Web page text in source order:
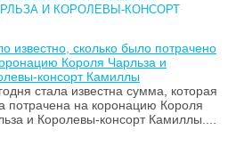
И КОРОЛЕВЫ-КОНСОРТ
известно, сколько было потрачено
Короля Чарльза и
консорт Камиллы
стала известна сумма, которая
потрачена на коронацию Короля
и Королевы-консорт Камиллы....